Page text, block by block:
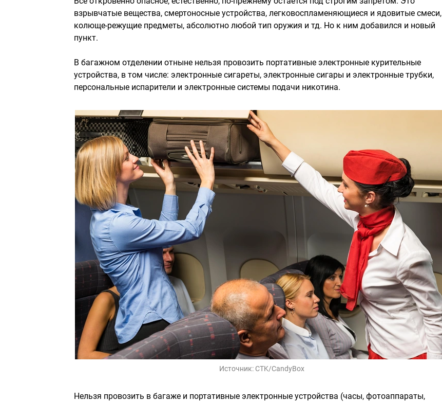
взрывчатые вещества, смертоносные устройства, легковоспламеняющиеся и ядовитые смеси,
колюще-режущие предметы, абсолютно любой тип оружия и тд. Но к ним добавился и новый
пункт.
В багажном отделении отныне нельзя провозить портативные электронные курительные
устройства, в том числе: электронные сигареты, электронные сигары и электронные трубки,
персональные испарители и электронные системы подачи никотина.
Источник: CTK/CandyBox
Нельзя провозить в багаже и портативные электронные устройства (часы, фотоаппараты,